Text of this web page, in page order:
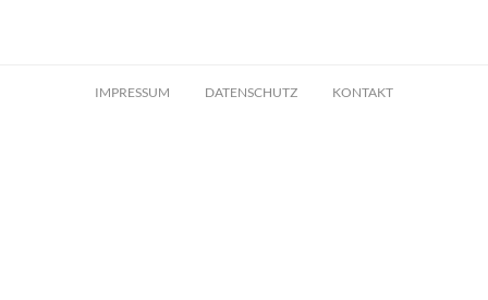
IMPRESSUM DATENSCHUTZ KONTAKT